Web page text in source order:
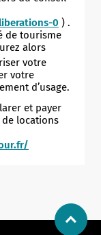
0 ) .
de tourisme
alors
votre
votre
d’usage.
et payer
locations